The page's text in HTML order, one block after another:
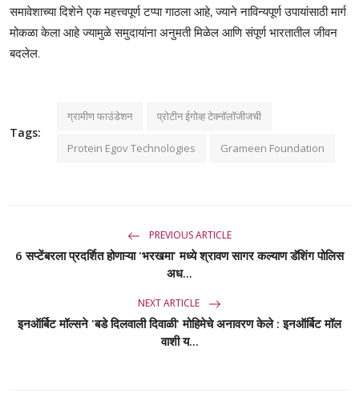
समावेशाच्या दिशेने एक महत्त्वपूर्ण टप्पा गाठला आहे, ज्याने नाविन्यपूर्ण उपायांसाठी मार्ग
मोकळा केला आहे ज्यामुळे समुदायांना अनुमती मिळेल आणि संपूर्ण भारतातील जीवन
बदलेल.
Tags:
ग्रामीण फाउंडेशन प्रोटीन ईगोव्ह टेक्नॉलॉजीजची
Protein Egov Technologies Grameen Foundation
PREVIOUS ARTICLE
6 सप्टेंबरला प्रदर्शित होणाऱ्या 'भरखमा' मध्ये श्रावण सागर कल्याण डॅशिंग पोलिस
अध...
NEXT ARTICLE
इनऑर्बिट मॉल्सने 'बडे दिलवाली दिवाळी' मोहिमेचे अनावरण केले : इनऑर्बिट मॉल
वाशी य...